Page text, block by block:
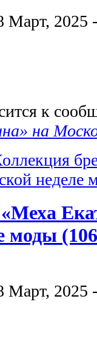
Март, 2025
к
на
неделе
моды
Март, 2025